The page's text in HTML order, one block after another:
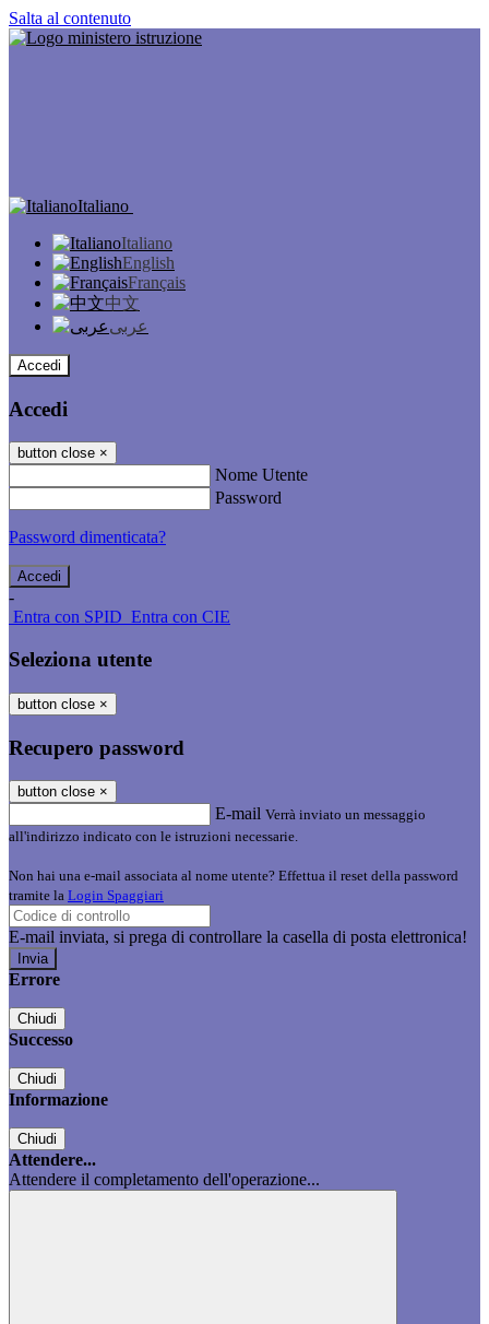
Salta al contenuto
Italiano
Italiano
English
Français
中文
عربى
Accedi
Accedi
button close ×
Nome Utente
Password
Password dimenticata?
-
Entra con SPID Entra con CIE
Seleziona utente
button close ×
Recupero password
button close ×
E-mail Verrà inviato un messaggio
all'indirizzo indicato con le istruzioni necessarie.
Non hai una e-mail associata al nome utente? Effettua il reset della password
tramite la Login Spaggiari
E-mail inviata, si prega di controllare la casella di posta elettronica!
Errore
Chiudi
Successo
Chiudi
Informazione
Chiudi
Attendere...
Attendere il completamento dell'operazione...